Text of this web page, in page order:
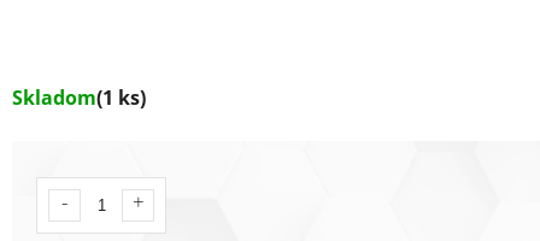
Skladom(1 ks)